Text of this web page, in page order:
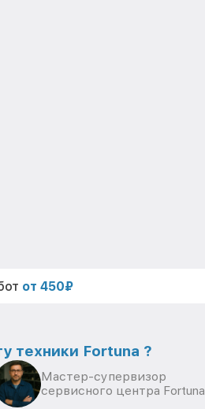
от 450₽
техники Fortuna ?
Мастер-супервизор
сервисного центра Fortuna